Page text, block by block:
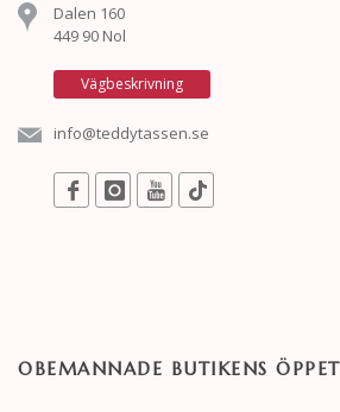
Dalen 160
449 90 Nol
Vägbeskrivning
info@teddytassen.se
OBEMANNADE BUTIKENS